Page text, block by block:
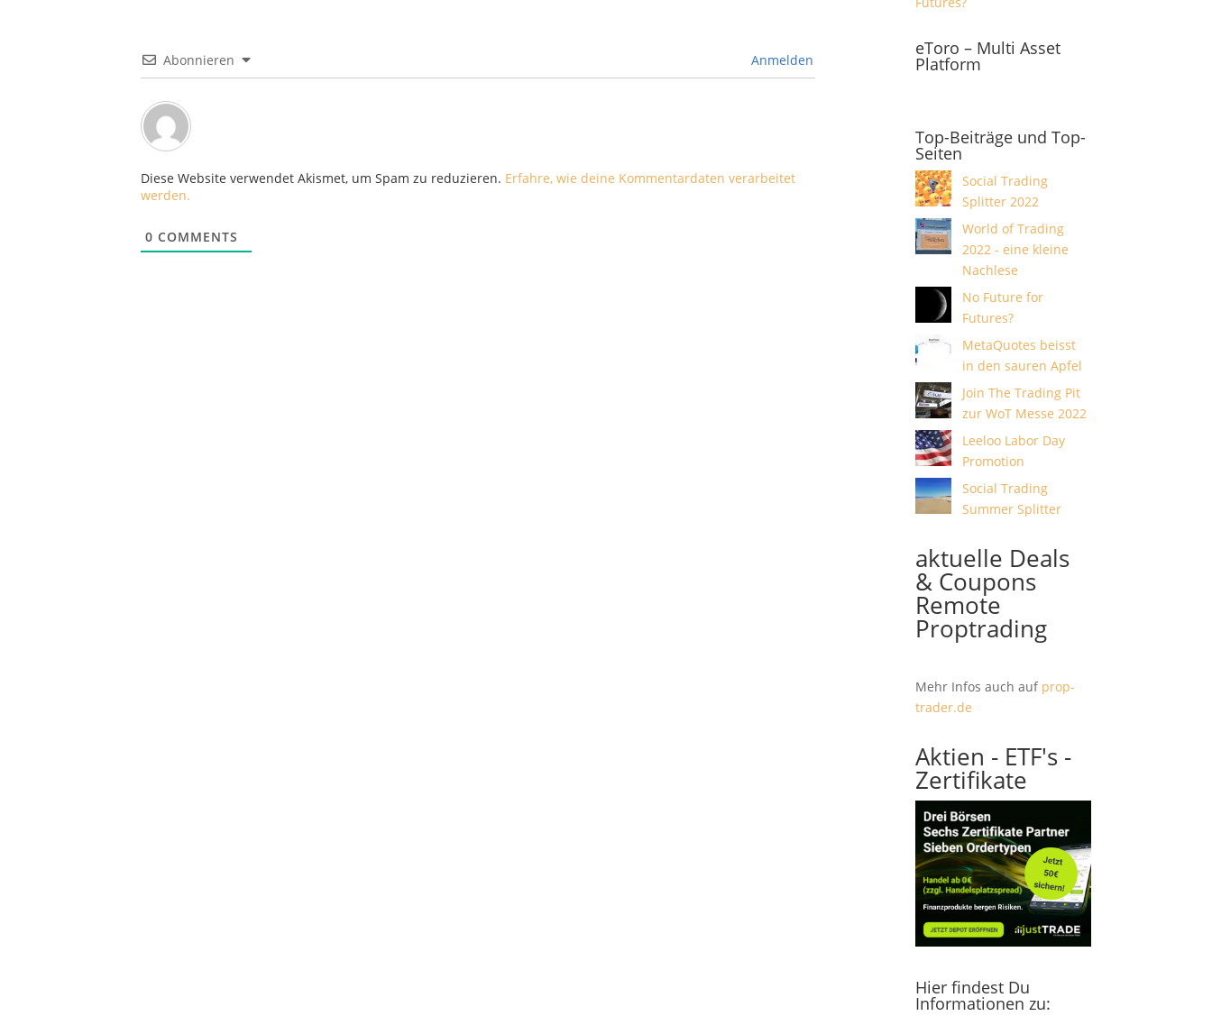
Abonnieren Anmelden
Diese Website verwendet Akismet, um Spam zu reduzieren. Erfahre, wie deine Kommentardaten verarbeitet
werden.
0 COMMENTS
eToro – Multi Asset
Platform
Top-Beiträge und Top-
Seiten
Social Trading
Splitter 2022
World of Trading
2022 - eine kleine
Nachlese
No Future for
Futures?
MetaQuotes beisst
in den sauren Apfel
Join The Trading Pit
zur WoT Messe 2022
Leeloo Labor Day
Promotion
Social Trading
Summer Splitter
aktuelle Deals
& Coupons
Remote
Proptrading
Mehr Infos auch auf prop-
trader.de
Aktien - ETF's -
Zertifikate
Hier findest Du
Informationen zu: